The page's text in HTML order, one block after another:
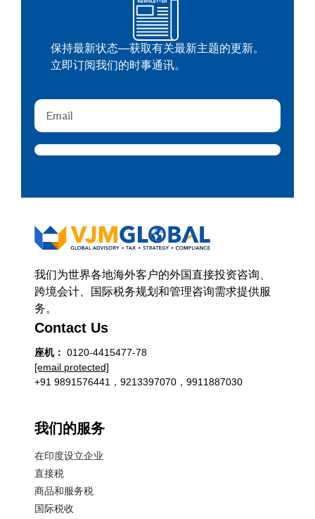
保持最新状态—获取有关最新主题的更新。
立即订阅我们的时事通讯。
我们为世界各地海外客户的外国直接投资咨询、
跨境会计、国际税务规划和管理咨询需求提供服
务。
Contact Us
座机： 0120-4415477-78
[email protected]
+91 9891576441，9213397070，9911887030
我们的服务
在印度设立企业
直接税
商品和服务税
国际税收